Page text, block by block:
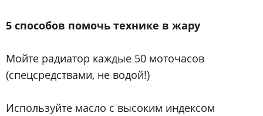
5 способов помочь технике в жару
Мойте радиатор каждые 50 моточасов
(спецсредствами, не водой!)
Используйте масло с высоким индексом